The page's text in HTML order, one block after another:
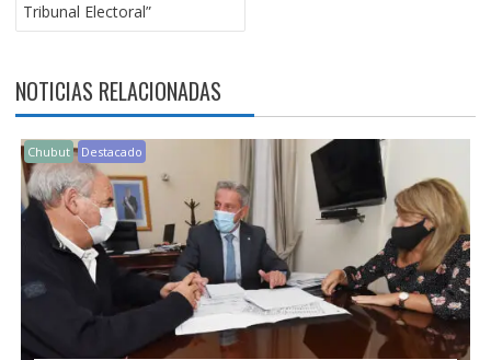
Tribunal Electoral”
NOTICIAS RELACIONADAS
Chubut Destacado